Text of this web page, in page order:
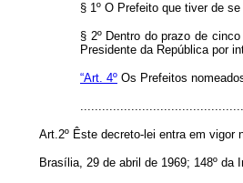
§ 1º O Prefeito que tiver de
§ 2º Dentro do prazo de
Presidente da República por
“Art. 4º Os Prefeitos
Art.2º Êste decreto-lei entra em
Brasília, 29 de abril de 1969; 148º da